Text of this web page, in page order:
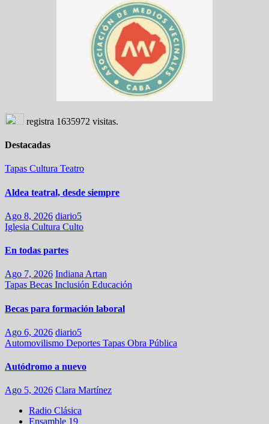
registra 1635972 visitas.
Destacadas
Tapas Cultura Teatro
Aldea teatral, desde siempre
Ago 8, 2026 diario5
Iglesia Cultura Culto
En todas partes
Ago 7, 2026 Indiana Artan
Tapas Becas Inclusión Educación
Becas para formación laboral
Ago 6, 2026 diario5
Automovilismo Deportes Tapas Obra Pública
Autódromo a nuevo
Ago 5, 2026 Clara Martínez
Radio Clásica
Ensamble 19